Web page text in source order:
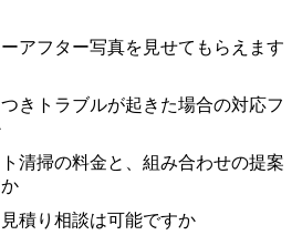
アフター写真を見せてもらえます
きトラブルが起きた場合の対応フ
清掃の料金と、組み合わせの提案
積り相談は可能ですか